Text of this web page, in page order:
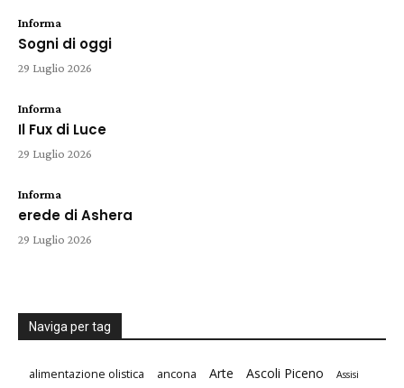
Informa
Sogni di oggi
29 Luglio 2026
Informa
Il Fux di Luce
29 Luglio 2026
Informa
erede di Ashera
29 Luglio 2026
Naviga per tag
alimentazione olistica ancona Arte Ascoli Piceno Assisi